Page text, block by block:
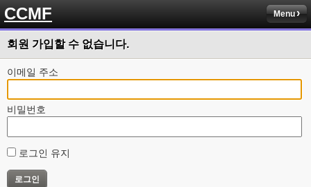
CCMF Menu
회원 가입할 수 없습니다.
이메일 주소
비밀번호
로그인 유지